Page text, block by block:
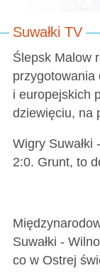
Suwałki TV
Ślepsk Malow
przygotowania
i europejskich
dziewięciu, na
Wigry Suwałki
2:0. Grunt, to
Suwałki -
co w Ostrej